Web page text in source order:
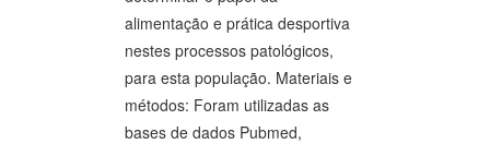
alimentação e prática desportiva
nestes processos patológicos,
para esta população. Materiais e
métodos: Foram utilizadas as
bases de dados Pubmed,